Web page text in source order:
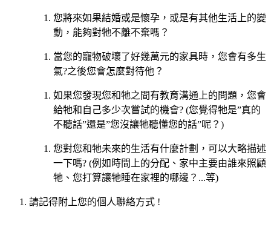
您將來如果結婚或是懷孕，或是有其他生活上的變
動，能夠對牠不離不棄嗎？
當您的寵物破壞了好幾萬元的家具時，您會有多生
氣?之後您會怎麼對待他？
如果您發現您和牠之間有教育溝通上的問題，您會
給牠和自己多少次嘗試的機會? (您覺得牠是”真的
不聽話”還是”您沒讓牠聽懂您的話”呢？)
您對您和牠未來的生活有什麼計劃，可以大略描述
一下嗎? (例如時間上的分配、家中主要由誰來照顧
牠、您打算讓牠睡在家裡的哪邊？...等)
請記得附上您的個人聯絡方式 !